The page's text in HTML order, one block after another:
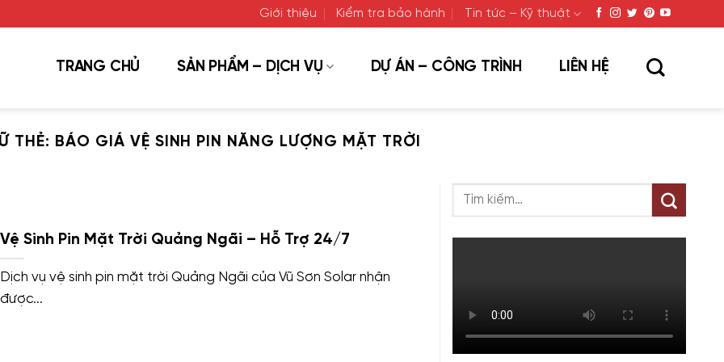
Giới thiệu Kiểm tra bảo hành Tin tức – Kỹ thuật
TRANG CHỦ SẢN PHẨM – DỊCH VỤ DỰ ÁN – CÔNG TRÌNH LIÊN HỆ
THẺ: BÁO GIÁ VỆ SINH PIN NĂNG LƯỢNG MẶT TRỜI
Vệ Sinh Pin Mặt Trời Quảng Ngãi – Hỗ Trợ 24/7
Dịch vụ vệ sinh pin mặt trời Quảng Ngãi của Vũ Sơn Solar nhận
được...